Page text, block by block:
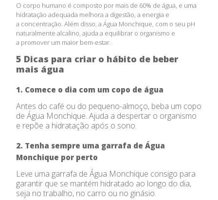
O corpo humano é composto por mais de 60% de água, e uma
hidratação adequada melhora a digestão, a energia e
a concentração. Além disso, a Água Monchique, com o seu pH
naturalmente alcalino, ajuda a equilibrar o organismo e
a promover um maior bem-estar.
5 Dicas para criar o hábito de beber
mais água
1. Comece o dia com um copo de água
Antes do café ou do pequeno-almoço, beba um copo
de Água Monchique. Ajuda a despertar o organismo
e repõe a hidratação após o sono.
2. Tenha sempre uma garrafa de Água
Monchique por perto
Leve uma garrafa de Água Monchique consigo para
garantir que se mantém hidratado ao longo do dia,
seja no trabalho, no carro ou no ginásio.